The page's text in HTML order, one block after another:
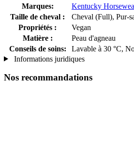
Marques:
Kentucky
Taille de cheval :
Cheval (Full), Pur-
Propriétés :
Vegan
Matière :
Peau d'agneau
Conseils de soins:
Lavable à 30 °C,
Informations juridiques
Nos recommandations